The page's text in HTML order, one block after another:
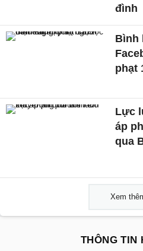
đình
Bình
phạt
Lực
áp
qua
Xem
THÔNG TIN